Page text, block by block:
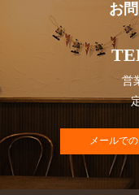
お
営
メールで